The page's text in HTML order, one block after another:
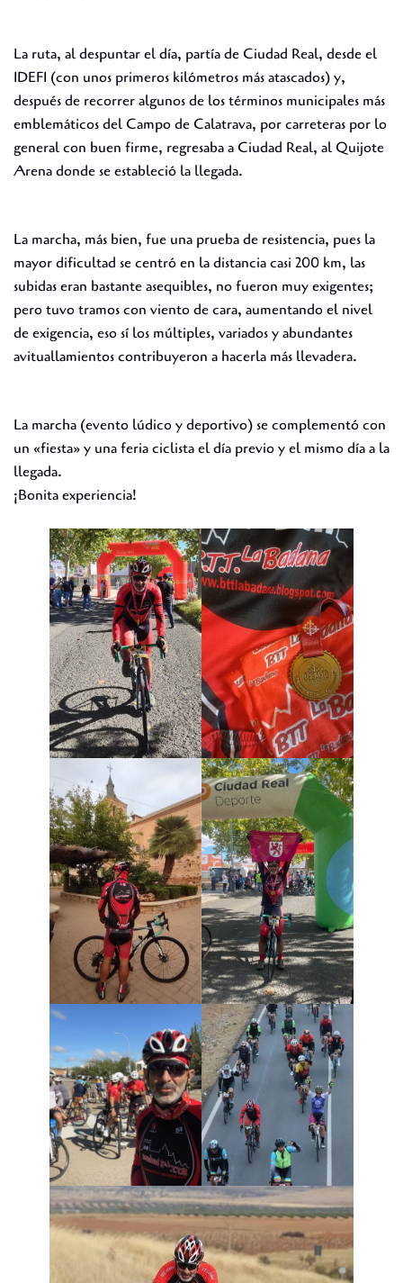
La ruta, al despuntar el día, partía de Ciudad Real, desde el
IDEFI (con unos primeros kilómetros más atascados) y,
después de recorrer algunos de los términos municipales más
emblemáticos del Campo de Calatrava, por carreteras por lo
general con buen firme, regresaba a Ciudad Real, al Quijote
Arena donde se estableció la llegada.
La marcha, más bien, fue una prueba de resistencia, pues la
mayor dificultad se centró en la distancia casi 200 km, las
subidas eran bastante asequibles, no fueron muy exigentes;
pero tuvo tramos con viento de cara, aumentando el nivel
de exigencia, eso sí los múltiples, variados y abundantes
avituallamientos contribuyeron a hacerla más llevadera.
La marcha (evento lúdico y deportivo) se complementó con
un «fiesta» y una feria ciclista el día previo y el mismo día a la
llegada.
¡Bonita experiencia!